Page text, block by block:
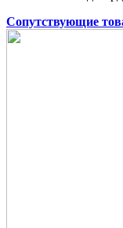
Сопутствующие